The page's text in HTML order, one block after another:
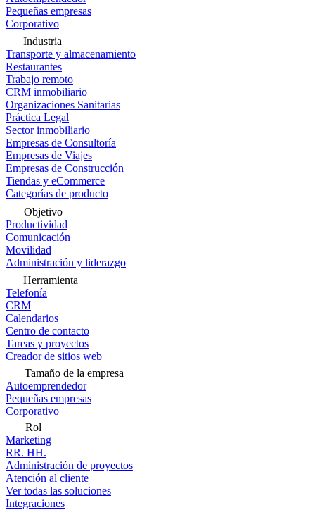
Pequeñas empresas
Corporativo
Industria
Transporte y almacenamiento
Restaurantes
Trabajo remoto
CRM inmobiliario
Organizaciones Sanitarias
Práctica Legal
Sector inmobiliario
Empresas de Consultoría
Empresas de Viajes
Empresas de Construcción
Tiendas y eCommerce
Categorías de producto
Objetivo
Productividad
Comunicación
Movilidad
Administración y liderazgo
Herramienta
Telefonía
CRM
Calendarios
Centro de contacto
Tareas y proyectos
Creador de sitios web
Tamaño de la empresa
Autoemprendedor
Pequeñas empresas
Corporativo
Rol
Marketing
RR. HH.
Administración de proyectos
Atención al cliente
Ver todas las soluciones
Integraciones